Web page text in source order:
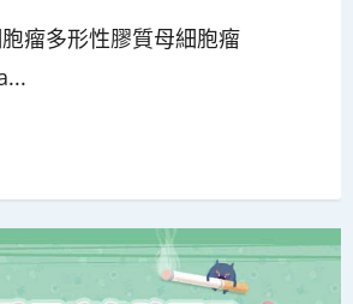
瘤多形性膠質母細胞瘤